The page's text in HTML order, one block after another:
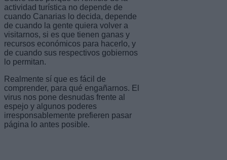
actividad turística no depende de
cuando Canarias lo decida, depende
de cuando la gente quiera volver a
visitarnos, si es que tienen ganas y
recursos económicos para hacerlo, y
de cuando sus respectivos gobiernos
lo permitan.
Realmente sí que es fácil de
comprender, para qué engañarnos. El
virus nos pone desnudas frente al
espejo y algunos poderes
irresponsablemente prefieren pasar
página lo antes posible.